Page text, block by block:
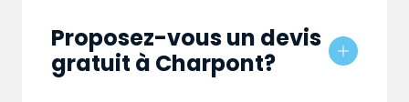
Proposez-vous un devis
gratuit à Charpont?